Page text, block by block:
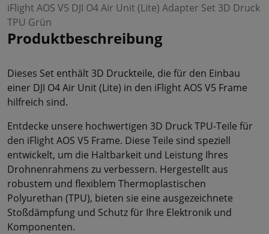
iFlight AOS V5 DJI O4 Air Unit (Lite) Adapter Set 3D Druck
TPU Grün
Produktbeschreibung
Dieses Set enthält 3D Druckteile, die für den Einbau
einer DJI O4 Air Unit (Lite) in den iFlight AOS V5 Frame
hilfreich sind.
Entdecke unsere hochwertigen 3D Druck TPU-Teile für
den iFlight AOS V5 Frame. Diese Teile sind speziell
entwickelt, um die Haltbarkeit und Leistung Ihres
Drohnenrahmens zu verbessern. Hergestellt aus
robustem und flexiblem Thermoplastischen
Polyurethan (TPU), bieten sie eine ausgezeichnete
Stoßdämpfung und Schutz für Ihre Elektronik und
Komponenten.